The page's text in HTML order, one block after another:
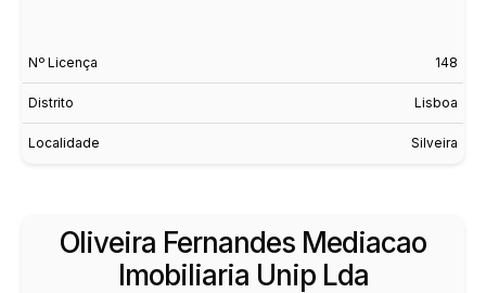
Nº Licença 148
Distrito Lisboa
Localidade Silveira
Oliveira Fernandes Mediacao
Imobiliaria Unip Lda